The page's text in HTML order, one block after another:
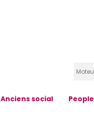
Anciens social People